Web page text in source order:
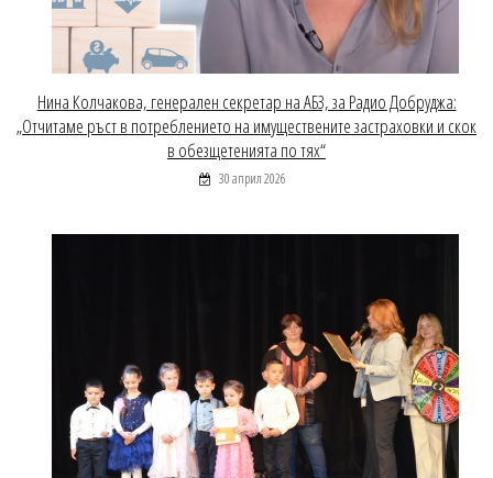
Нина Колчакова, генерален секретар на АБЗ, за Радио Добруджа:
„Отчитаме ръст в потреблението на имуществените застраховки и скок
в обезщетенията по тях“
30 април 2026